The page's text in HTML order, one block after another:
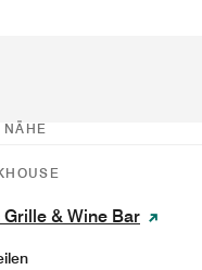
Grille & Wine Bar